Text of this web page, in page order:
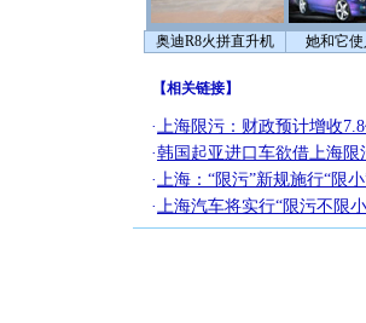
奥迪R8火拼直升机 她和它
【相关链接】
·上海限污：财政预计增收
·韩国起亚进口车欲借上海限
·上海：“限污”新规施行“限
·上海汽车将实行“限污不限